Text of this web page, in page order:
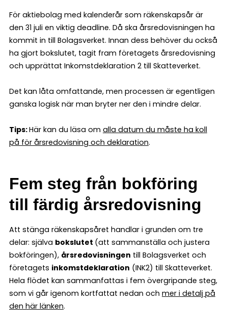
För aktiebolag med kalenderår som räkenskapsår är
den 31 juli en viktig deadline. Då ska årsredovisningen ha
kommit in till Bolagsverket. Innan dess behöver du också
ha gjort bokslutet, tagit fram företagets årsredovisning
och upprättat Inkomstdeklaration 2 till Skatteverket.
Det kan låta omfattande, men processen är egentligen
ganska logisk när man bryter ner den i mindre delar.
Tips:Här kan du läsa om alla datum du måste ha koll
på för årsredovisning och deklaration.
Fem steg från bokföring
till färdig årsredovisning
Att stänga räkenskapsåret handlar i grunden om tre
delar: själva bokslutet (att sammanställa och justera
bokföringen), årsredovisningen till Bolagsverket och
företagets inkomstdeklaration (INK2) till Skatteverket.
Hela flödet kan sammanfattas i fem övergripande steg,
som vi går igenom kortfattat nedan och mer i detalj på
den här länken.